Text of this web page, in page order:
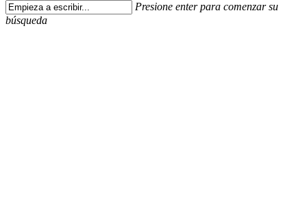
Presione enter para comenzar su
búsqueda